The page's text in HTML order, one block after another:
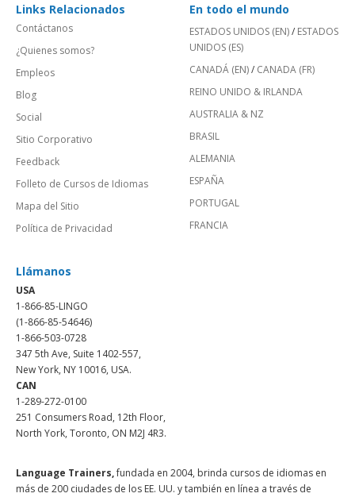
Links Relacionados
Contáctanos
¿Quienes somos?
Empleos
Blog
Social
Sitio Corporativo
Feedback
Folleto de Cursos de Idiomas
Mapa del Sitio
Política de Privacidad
En todo el mundo
ESTADOS UNIDOS (EN)/ ESTADOS
UNIDOS (ES)
CANADÁ (EN)/ CANADA (FR)
REINO UNIDO & IRLANDA
AUSTRALIA & NZ
BRASIL
ALEMANIA
ESPAÑA
PORTUGAL
FRANCIA
Llámanos
USA
1-866-85-LINGO
(1-866-85-54646)
1-866-503-0728
347 5th Ave, Suite 1402-557,
New York, NY 10016, USA.
CAN
1-289-272-0100
251 Consumers Road, 12th Floor,
North York, Toronto, ON M2J 4R3.
Language Trainers,fundada en 2004, brinda cursos de idiomas en
más de 200 ciudades de los EE. UU. y también en línea a través de